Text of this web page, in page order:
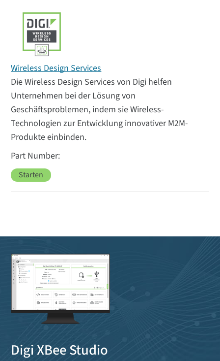
Wireless Design Services
Die Wireless Design Services von Digi helfen
Unternehmen bei der Lösung von
Geschäftsproblemen, indem sie Wireless-
Technologien zur Entwicklung innovativer M2M-
Produkte einbinden.
Starten
Digi XBee Studio